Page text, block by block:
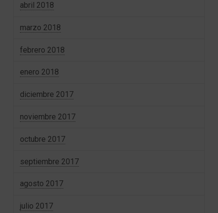
abril 2018
marzo 2018
febrero 2018
enero 2018
diciembre 2017
noviembre 2017
octubre 2017
septiembre 2017
agosto 2017
julio 2017